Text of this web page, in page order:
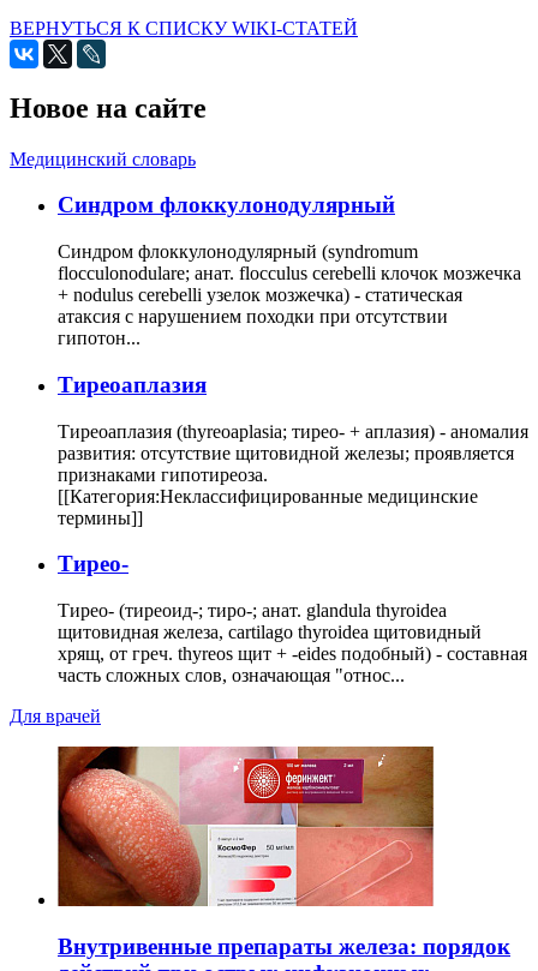
ВЕРНУТЬСЯ К СПИСКУ WIKI-СТАТЕЙ
Новое на сайте
Медицинский словарь
Cиндром флоккулонодулярный
Синдром флоккулонодулярный (syndromum
flocculonodulare; анат. flocculus cerebelli клочок мозжечка
+ nodulus cerebelli узелок мозжечка) - статическая
атаксия с нарушением походки при отсутствии
гипотон...
Тиреоаплазия
Тиреоаплазия (thyreoaplasia; тирео- + аплазия) - аномалия
развития: отсутствие щитовидной железы; проявляется
признаками гипотиреоза.
[[Категория:Неклассифицированные медицинские
термины]]
Тирео-
Тирео- (тиреоид-; тиро-; анат. glandula thyroidea
щитовидная железа, cartilago thyroidea щитовидный
хрящ, от греч. thyreos щит + -eides подобный) - составная
часть сложных слов, означающая "относ...
Для врачей
Внутривенные препараты железа: порядок